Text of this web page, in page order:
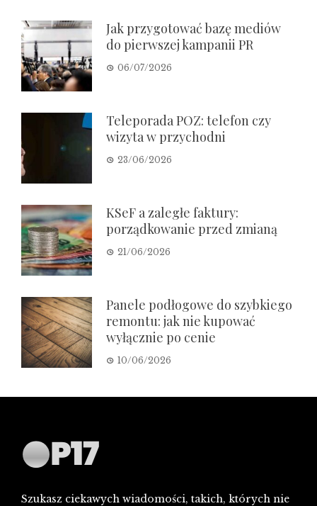
Jak przygotować bazę mediów
do pierwszej kampanii PR
06/07/2026
Teleporada POZ: telefon czy
wizyta w przychodni
23/06/2026
KSeF a zaległe faktury:
porządkowanie przed zmianą
21/06/2026
Panele podłogowe do szybkiego
remontu: jak nie kupować
wyłącznie po cenie
10/06/2026
Szukasz ciekawych wiadomości, takich, których nie